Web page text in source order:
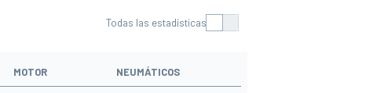
Todas las estadísticas
MOTOR NEUMÁTICOS